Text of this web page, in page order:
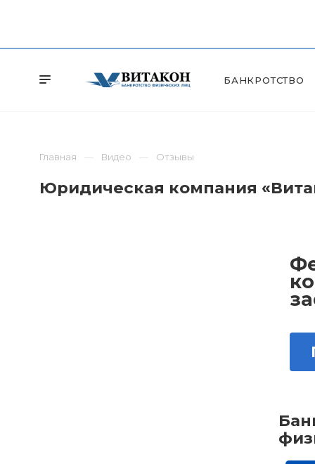
БАНКРОТСТВО
Главная Видео Отзывы
Юридическая компания